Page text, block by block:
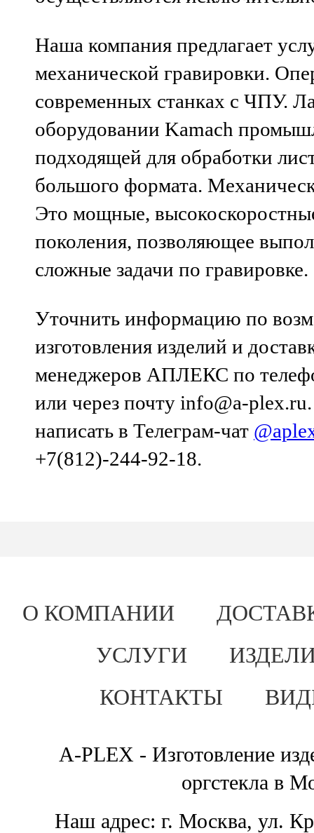
Наша компания предлагает
механической гравировки.
современных станках с ЧПУ.
оборудовании Kamach
подходящей для обработки
большого формата.
Это мощные,
поколения, позволяющее
сложные задачи по гравировке.
Уточнить информацию по
изготовления изделий и
менеджеров АПЛЕКС по
или через почту info@a-
написать в Телеграм-чат
+7(812)-244-92-18.
О КОМПАНИИ
УСЛУГИ
КОНТАКТЫ
A-PLEX - Изготовление
оргстекла в
Наш адрес: г. Москва, ул.